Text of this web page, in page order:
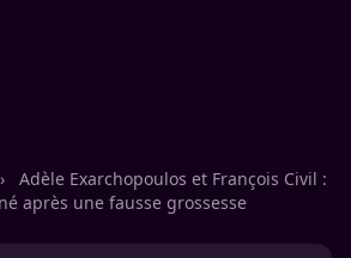
›
Adèle Exarchopoulos et François Civil :
après une fausse grossesse